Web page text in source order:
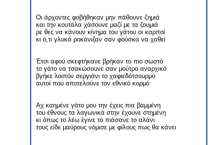
Οι άρχοντες φοβήθηκαν μην πάθουνε ζημιά
και την κουτάλα χάσουνε μαζί με τα ζουμιά
ρε θες να κάνουν κίνημα του γάτου οι καρποί
κι ό,τι γλυκά ροκάνιζαν σαν φούσκα να χαθεί
Έτσι αφού σκεφτήκανε βρήκαν το πιο σωστό
το γάτο να τσακώσουνε σαν μούτρο αναρχικό
βγήκε λοιπόν σεργιάνι το χαφιεδότσουρμο
αυτοί που αποτελούνε τον εθνικό κορμό
Αχ καημένε γάτο μου την έχεις πια βαμμένη
του έθνους τα λαγωνικά στην έχουνε στημένη
κι όπως το λέω έγινε το πιάσανε το αλάνι
τους είδε μαύρους νόμισε με φίλους πως θα κάνει